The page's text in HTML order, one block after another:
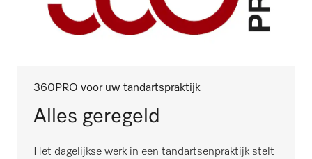
360PRO voor uw tandartspraktijk
Alles geregeld
Het dagelijkse werk in een tandartsenpraktijk stelt